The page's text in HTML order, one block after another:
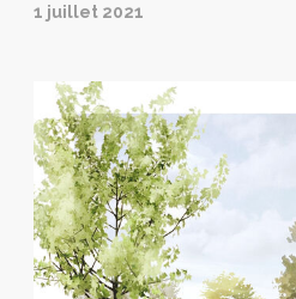
1 juillet 2021